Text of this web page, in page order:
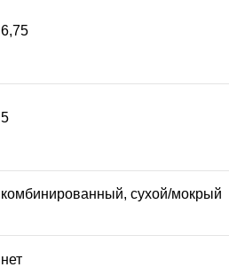
6,75
5
комбинированный, сухой/мокрый
нет